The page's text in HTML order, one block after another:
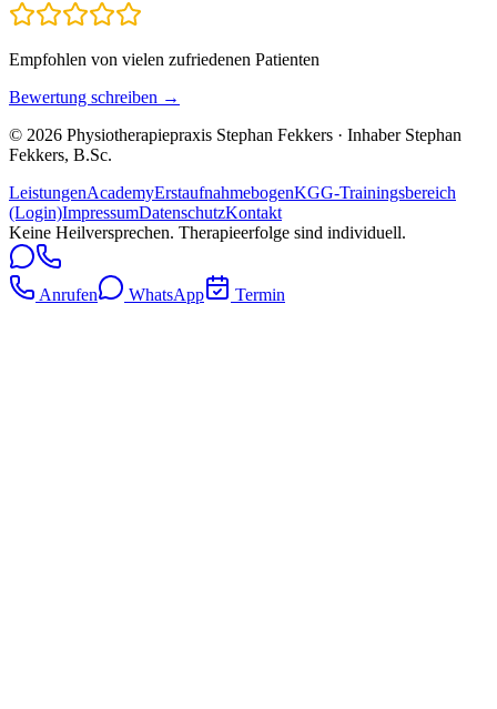
Empfohlen von vielen zufriedenen Patienten
Bewertung schreiben →
© 2026 Physiotherapiepraxis Stephan Fekkers · Inhaber Stephan
Fekkers, B.Sc.
LeistungenAcademyErstaufnahmebogenKGG-Trainingsbereich
(Login)ImpressumDatenschutzKontakt
Keine Heilversprechen. Therapieerfolge sind individuell.
Anrufen WhatsApp Termin